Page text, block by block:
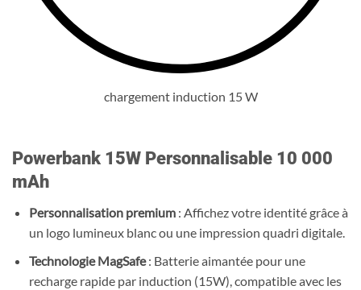
chargement induction 15 W
Powerbank 15W Personnalisable 10 000
mAh
Personnalisation premium: Affichez votre identité grâce à
un logo lumineux blanc ou une impression quadri digitale.
Technologie MagSafe: Batterie aimantée pour une
recharge rapide par induction (15W), compatible avec les